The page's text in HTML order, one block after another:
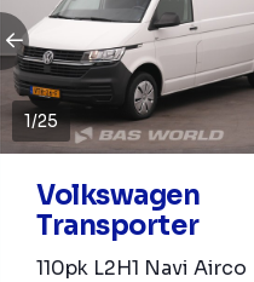
1/25
Volkswagen
Transporter
110pk L2H1 Navi Airco